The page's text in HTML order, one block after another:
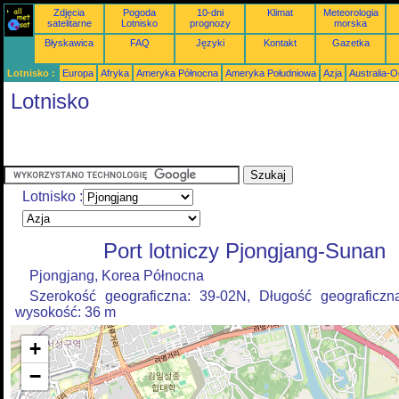
Zdjęcia
satelitarne
Pogoda
Lotnisko
10-dni
prognozy
Klimat
Meteorologia
morska
Błyskawica
FAQ Języki Kontakt Gazetka
Lotnisko : Europa Afryka Ameryka Północna Ameryka Południowa Azja Australia-
Lotnisko
Lotnisko :
Port lotniczy Pjongjang-Sunan
Pjongjang, Korea Północna
Szerokość geograficzna: 39-02N, Długość
wysokość: 36 m
+
−